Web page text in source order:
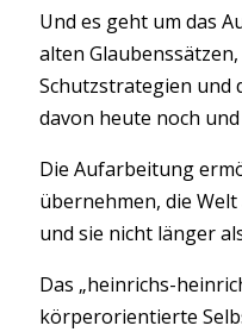
Und es geht um das
alten
Schutzstrategien und
davon heute noch
Die Aufarbeitung
übernehmen, die
und sie nicht länger
Das „heinrichs-
körperorientierte